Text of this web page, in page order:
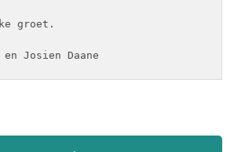
groet.
Josien Daane